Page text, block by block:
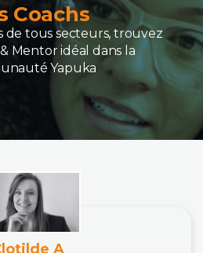
Coachs
de tous secteurs, trouvez
Mentor idéal dans la
Yapuka
A